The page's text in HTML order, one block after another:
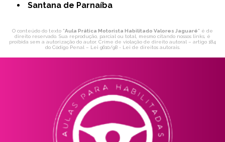
Santana de Parnaíba
O conteúdo do texto "Aula Prática Motorista Habilitado Valores Jaguaré" é de
direito reservado. Sua reprodução, parcial ou total, mesmo citando nossos links, é
proibida sem a autorização do autor. Crime de violação de direito autoral – artigo 184
do Código Penal – Lei 9610/98 - Lei de direitos autorais.